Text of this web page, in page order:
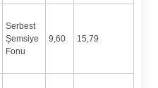
Serbest
Şemsiye
Fonu
9,60 15,79